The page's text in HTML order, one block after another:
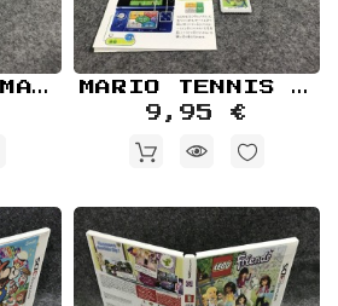
DAIRANTOU SMASH BROS JAP NINTENDO 3DS MARIO TENNIS OPEN JAP NINTENDO 3DS
9,95 €